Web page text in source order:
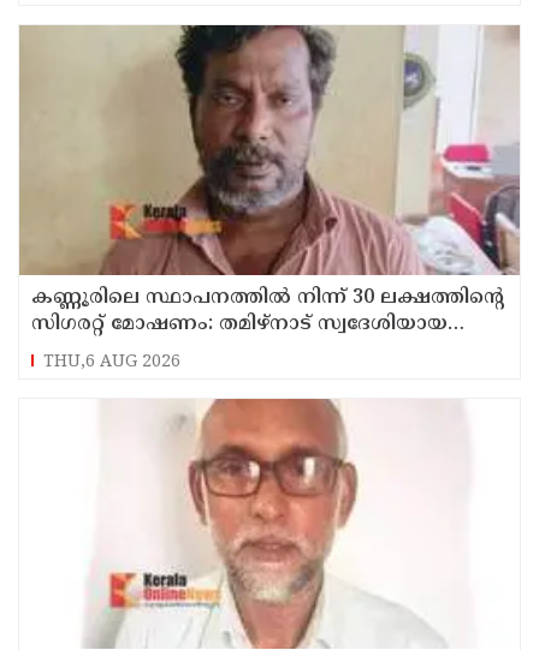
കണ്ണൂരിലെ സ്ഥാപനത്തിൽ നിന്ന് 30 ലക്ഷത്തിന്റെ
സിഗരറ്റ് മോഷണം: തമിഴ്‌നാട് സ്വദേശിയായ
സെയിൽസ്മാൻ തെങ്കാശിയിൽ പിടിയിൽ
THU,6 AUG 2026